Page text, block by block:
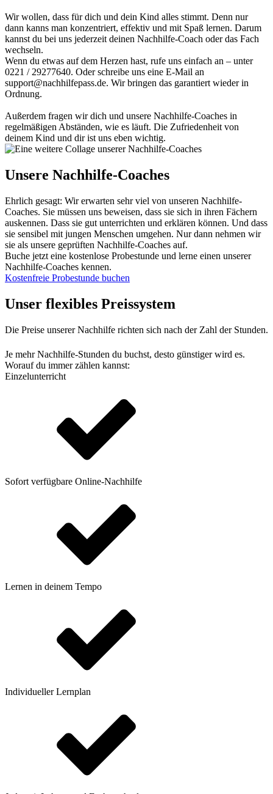
Wir wollen, dass für dich und dein Kind alles stimmt. Denn nur
dann kanns man konzentriert, effektiv und mit Spaß lernen. Darum
kannst du bei uns jederzeit deinen Nachhilfe-Coach oder das Fach
wechseln.
Wenn du etwas auf dem Herzen hast, rufe uns einfach an – unter
0221 / 29277640. Oder schreibe uns eine E-Mail an
support@nachhilfepass.de. Wir bringen das garantiert wieder in
Ordnung.
Außerdem fragen wir dich und unsere Nachhilfe-Coaches in
regelmäßigen Abständen, wie es läuft. Die Zufriedenheit von
deinem Kind und dir ist uns eben wichtig.
Unsere Nachhilfe-Coaches
Ehrlich gesagt: Wir erwarten sehr viel von unseren Nachhilfe-
Coaches. Sie müssen uns beweisen, dass sie sich in ihren Fächern
auskennen. Dass sie gut unterrichten und erklären können. Und dass
sie sensibel mit jungen Menschen umgehen. Nur dann nehmen wir
sie als unsere geprüften Nachhilfe-Coaches auf.
Buche jetzt eine kostenlose Probestunde und lerne einen unserer
Nachhilfe-Coaches kennen.
Kostenfreie Probestunde buchen
Unser flexibles Preissystem
Die Preise unserer Nachhilfe richten sich nach der Zahl der Stunden.
Je mehr Nachhilfe-Stunden du buchst, desto günstiger wird es.
Worauf du immer zählen kannst:
Einzelunterricht
Sofort verfügbare Online-Nachhilfe
Lernen in deinem Tempo
Individueller Lernplan